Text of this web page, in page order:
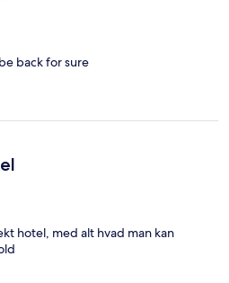
back for sure
hotel, med alt hvad man kan